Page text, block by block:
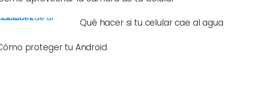
Qué hacer si tu celular cae al agua
proteger tu Android